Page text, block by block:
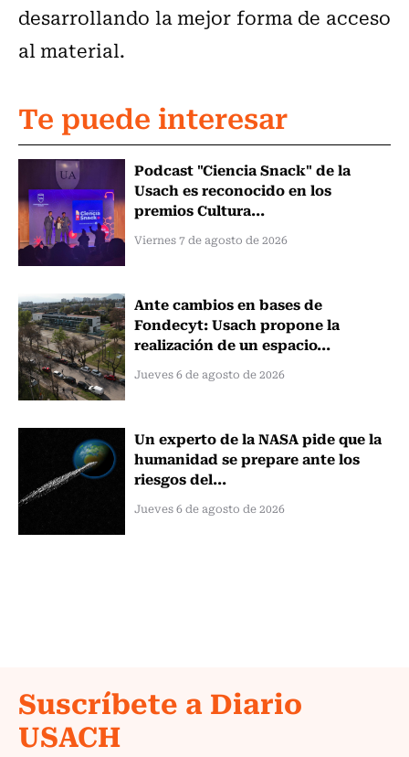
desarrollando la mejor forma de acceso
al material.
Te puede interesar
Podcast "Ciencia Snack" de la
Usach es reconocido en los
premios Cultura...
Viernes 7 de agosto de 2026
Ante cambios en bases de
Fondecyt: Usach propone la
realización de un espacio...
Jueves 6 de agosto de 2026
Un experto de la NASA pide que la
humanidad se prepare ante los
riesgos del...
Jueves 6 de agosto de 2026